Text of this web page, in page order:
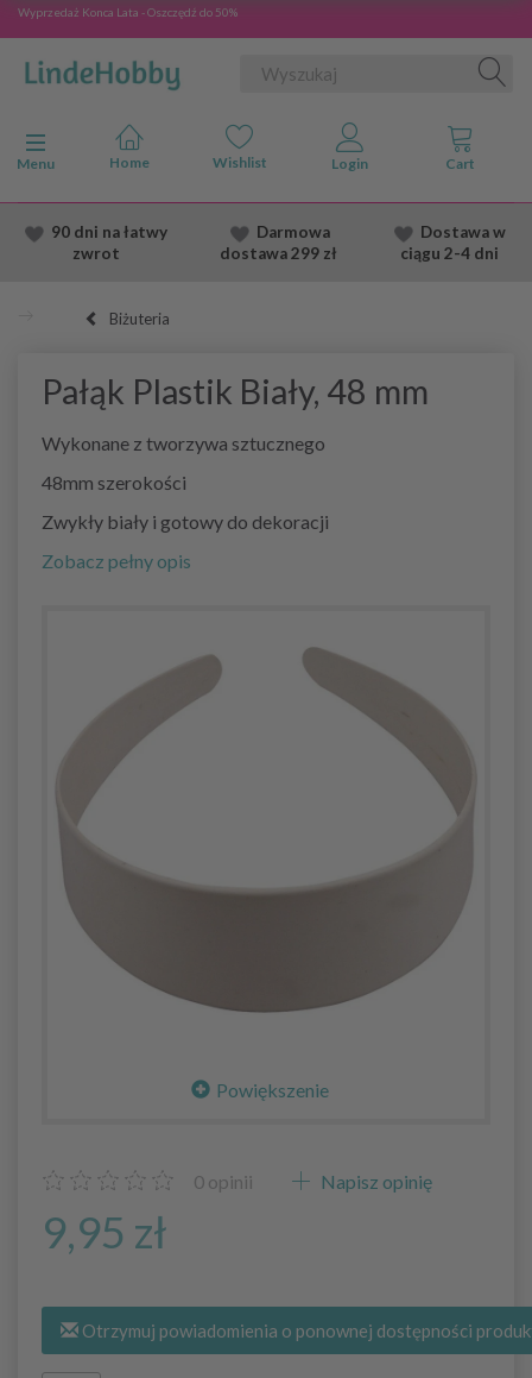
Wyprzedaż Konca Lata - Oszczędź do 50%
Przełącz nawigację
Menu
90 dni na łatwy
zwrot
Darmowa
dostawa299 zł
Dostawaw
ciągu 2-4 dni
Biżuteria
Pałąk Plastik Biały, 48 mm
Wykonane z tworzywa sztucznego
48mm szerokości
Zwykły biały i gotowy do dekoracji
Zobacz pełny opis
Powiększenie
0 opinii Napisz opinię
9,95 zł
Otrzymuj powiadomienia o ponownej dostępności